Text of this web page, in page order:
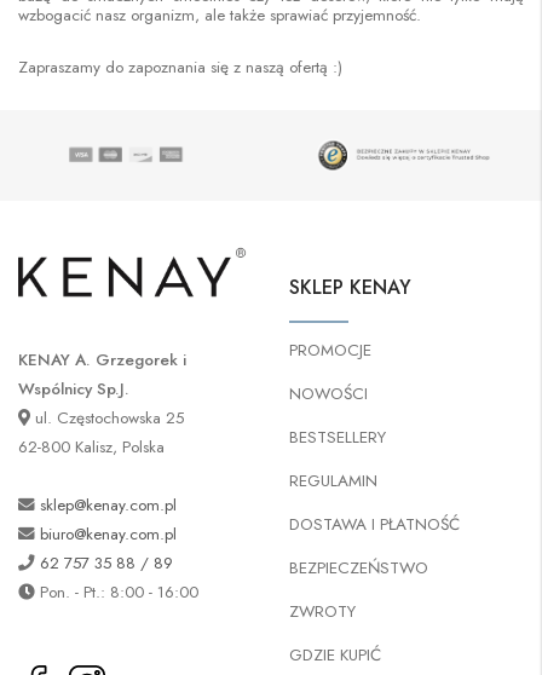
wzbogacić nasz organizm, ale także sprawiać przyjemność.
Zapraszamy do zapoznania się z naszą ofertą :)
KENAY A. Grzegorek i
Wspólnicy Sp.J.
ul. Częstochowska 25
62-800 Kalisz, Polska
sklep@kenay.com.pl
biuro@kenay.com.pl
62 757 35 88 / 89
Pon. - Pt.: 8:00 - 16:00
SKLEP KENAY
PROMOCJE
NOWOŚCI
BESTSELLERY
REGULAMIN
DOSTAWA I PŁATNOŚĆ
BEZPIECZEŃSTWO
ZWROTY
GDZIE KUPIĆ